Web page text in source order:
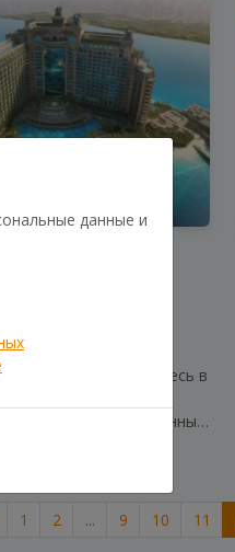
17:03:41
солнцем и купайтесь в
отобранные
экспертами.⠀
1 2 ... 9 10 11
данные и